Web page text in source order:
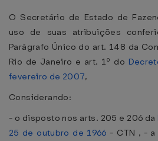
O Secretário de Estado de
uso de suas atribuições
Parágrafo Único do art. 148 da
Rio de Janeiro e art. 1º do
fevereiro de 2007,
Considerando:
- o disposto nos arts. 205 e 206 da
25 de outubro de 1966 - CTN , -